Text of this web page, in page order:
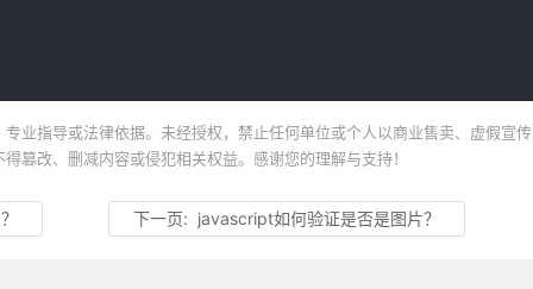
业指导或法律依据。未经授权，禁止任何单位或个人以商业售卖、虚假宣
篡改、删减内容或侵犯相关权益。感谢您的理解与支持！
下一页: javascript如何验证是否是图片？